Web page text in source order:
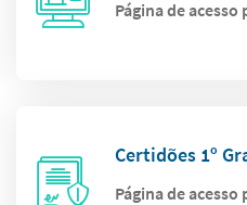
Página de acesso
Certidões 1º
Página de acesso